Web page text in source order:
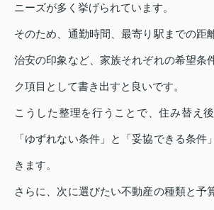
ニーズが多く挙げられています。
そのため、通勤時間、最寄り駅までの距
治安の印象など、家族それぞれの希望条
ク項目として書き出すと良いです。
こうした整理を行うことで、住み替え
「ゆずれない条件」と「妥協できる条件
きます。
さらに、次に選びたい不動産の種類と予